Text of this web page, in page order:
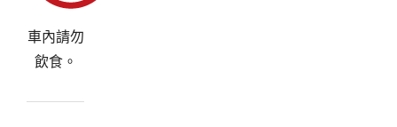
車內請勿
飲食。